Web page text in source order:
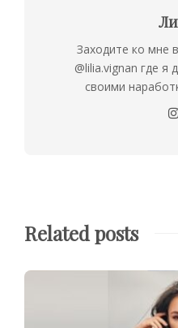
Заходите ко мне
@lilia.vignan где я
своими
Related posts